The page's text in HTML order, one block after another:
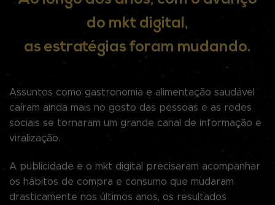
do mkt digital ,
as estratégias foram mudando.
Assuntos como gastronomia e alimentação saudável
caíram ainda mais no gosto das pessoas e as redes
sociais se tornaram um grande canal de informação e
viralização.
A publicidade e o mkt digital precisaram acompanhar
os hábitos de compra e consumo que mudaram
drasticamente nos últimos anos, os resultados